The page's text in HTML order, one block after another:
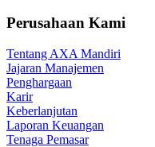
Perusahaan Kami
Tentang AXA Mandiri
Jajaran Manajemen
Penghargaan
Karir
Keberlanjutan
Laporan Keuangan
Tenaga Pemasar